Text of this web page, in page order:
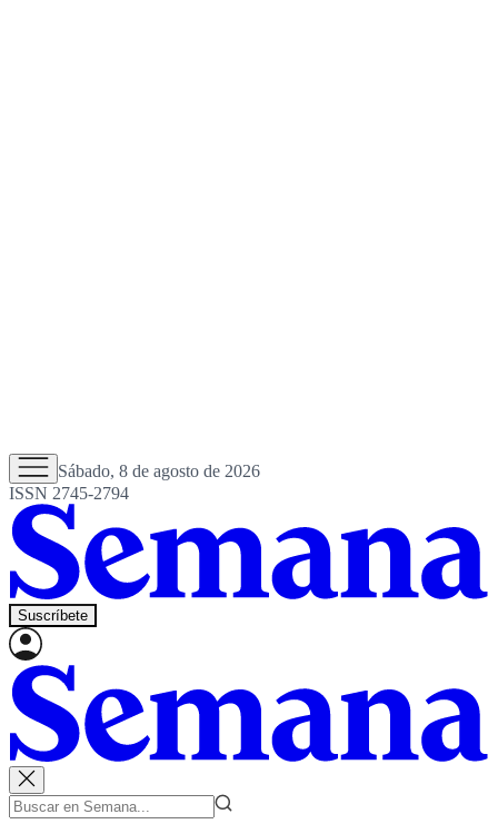
Sábado, 8 de agosto de 2026
ISSN 2745-2794
Suscríbete